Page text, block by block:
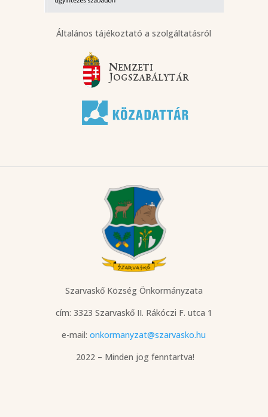
Általános tájékoztató a szolgáltatásról
Szarvaskő Község Önkormányzata
cím: 3323 Szarvaskő II. Rákóczi F. utca 1
e-mail:onkormanyzat@szarvasko.hu
2022 – Minden jog fenntartva!